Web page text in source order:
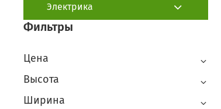
Электрика
Фильтры
Цена
Высота
Ширина